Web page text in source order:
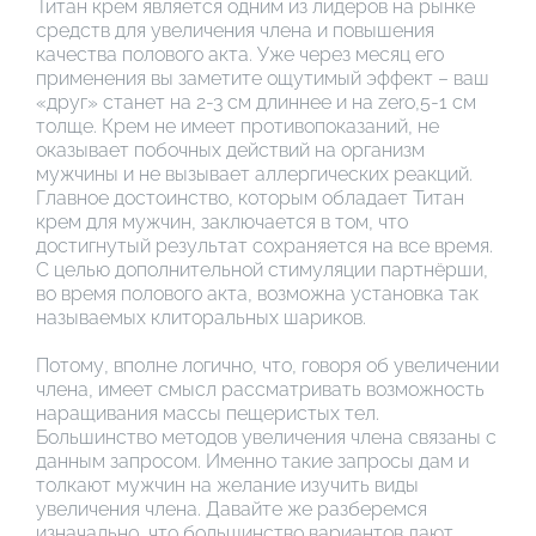
Титан крем является одним из лидеров на рынке
средств для увеличения члена и повышения
качества полового акта. Уже через месяц его
применения вы заметите ощутимый эффект – ваш
«друг» станет на 2-3 см длиннее и на zero,5-1 см
толще. Крем не имеет противопоказаний, не
оказывает побочных действий на организм
мужчины и не вызывает аллергических реакций.
Главное достоинство, которым обладает Титан
крем для мужчин, заключается в том, что
достигнутый результат сохраняется на все время.
С целью дополнительной стимуляции партнёрши,
во время полового акта, возможна установка так
называемых клиторальных шариков.
Потому, вполне логично, что, говоря об увеличении
члена, имеет смысл рассматривать возможность
наращивания массы пещеристых тел.
Большинство методов увеличения члена связаны с
данным запросом. Именно такие запросы дам и
толкают мужчин на желание изучить виды
увеличения члена. Давайте же разберемся